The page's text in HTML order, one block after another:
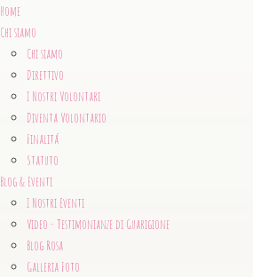
Home
Chi siamo
Chi siamo
Direttivo
I Nostri Volontari
Diventa Volontario
Finalitá
Statuto
Blog & Eventi
I Nostri Eventi
Video - Testimonianze di Guarigione
Blog Rosa
Galleria Foto